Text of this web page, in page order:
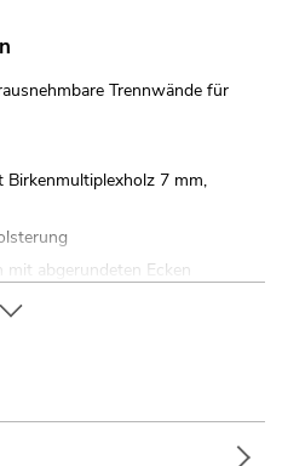
Trennwände für
7 mm,
abgerundeten Ecken